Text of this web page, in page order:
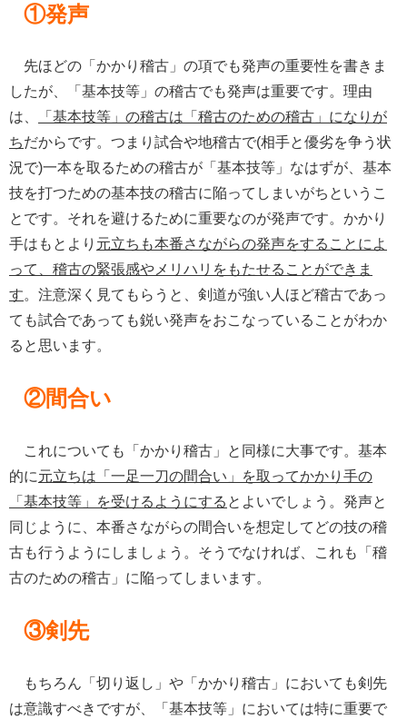
①発声
先ほどの「かかり稽古」の項でも発声の重要性を書きま
したが、「基本技等」の稽古でも発声は重要です。理由
は、
「基本技等」の稽古は「稽古のための稽古」になりが
ちだからです。つまり試合や地稽古で(相手と優劣を争う状
況で)一本を取るための稽古が「基本技等」なはずが、基本
技を打つための基本技の稽古に陥ってしまいがちというこ
とです。それを避けるために重要なのが発声です。かかり
手はもとより 元立ちも本番さながらの発声をすることによ
って、稽古の緊張感やメリハリをもたせることができま
す。注意深く見てもらうと、剣道が強い人ほど稽古であっ
ても試合であっても鋭い発声をおこなっていることがわか
ると思います。
②間合い
これについても「かかり稽古」と同様に大事です。基本
的に元立ちは「一足一刀の間合い」を取ってかかり手の
「基本技等」を受けるようにする とよいでしょう。発声と
同じように、本番さながらの間合いを想定してどの技の稽
古も行うようにしましょう。そうでなければ、これも「稽
古のための稽古」に陥ってしまいます。
③剣先
もちろん「切り返し」や「かかり稽古」においても剣先
は意識すべきですが、「基本技等」においては特に重要で